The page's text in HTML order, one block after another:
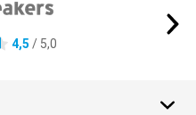
4,5 / 5,0